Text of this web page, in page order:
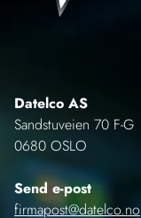
Datelco AS
Sandstuveien 70 F-G
0680 OSLO
Send e-post
firmapost@datelco.no